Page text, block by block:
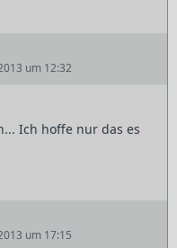
um 12:32
Ich hoffe nur das es
um 17:15